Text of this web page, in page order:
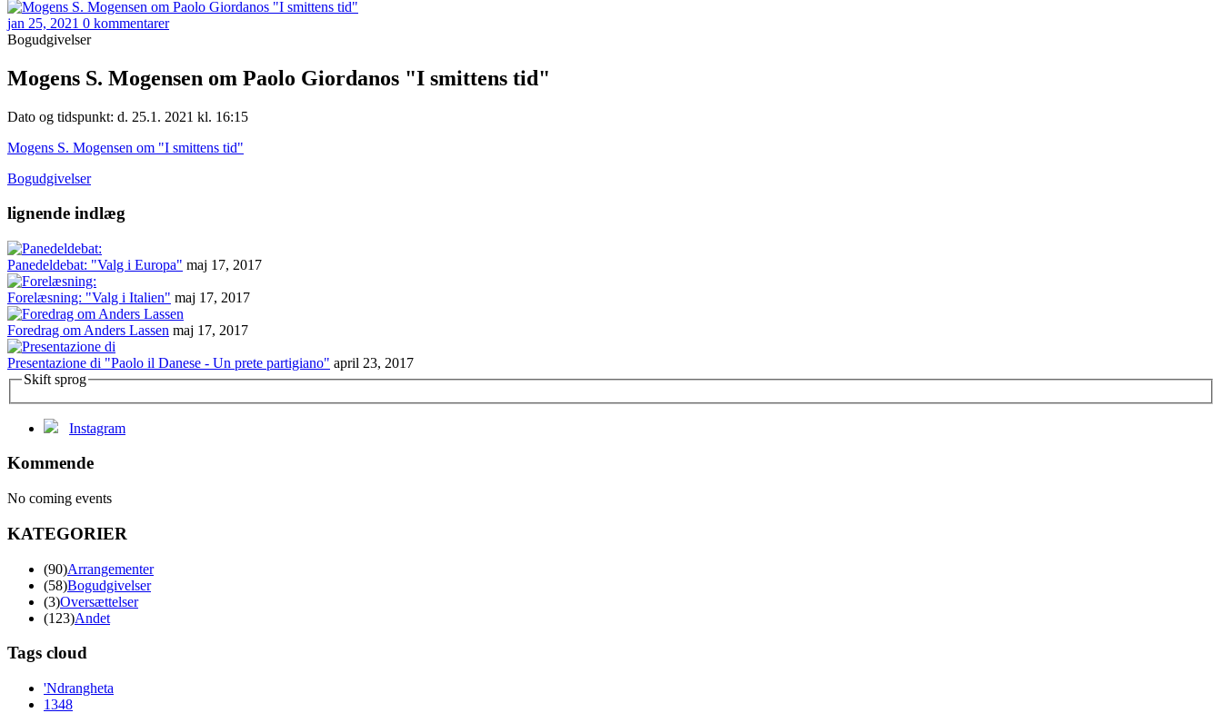
jan 25, 2021 0 kommentarer
Bogudgivelser
Mogens S. Mogensen om Paolo Giordanos "I smittens tid"
Dato og tidspunkt: d. 25.1. 2021 kl. 16:15
Mogens S. Mogensen om "I smittens tid"
Bogudgivelser
lignende indlæg
Panedeldebat: "Valg i Europa" maj 17, 2017
Forelæsning: "Valg i Italien" maj 17, 2017
Foredrag om Anders Lassen maj 17, 2017
Presentazione di "Paolo il Danese - Un prete partigiano" april 23, 2017
Skift sprog
Instagram
Kommende
No coming events
KATEGORIER
(90)Arrangementer
(58)Bogudgivelser
(3)Oversættelser
(123)Andet
Tags cloud
'Ndrangheta
1348